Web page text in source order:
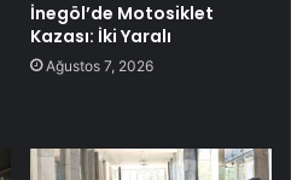
İnegöl’de Motosiklet
Kazası: İki Yaralı
Ağustos 7, 2026